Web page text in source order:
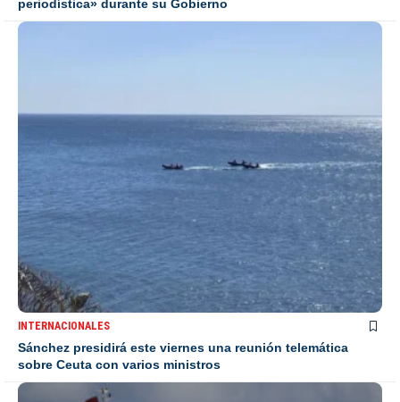
periodística» durante su Gobierno
INTERNACIONALES
Sánchez presidirá este viernes una reunión telemática
sobre Ceuta con varios ministros